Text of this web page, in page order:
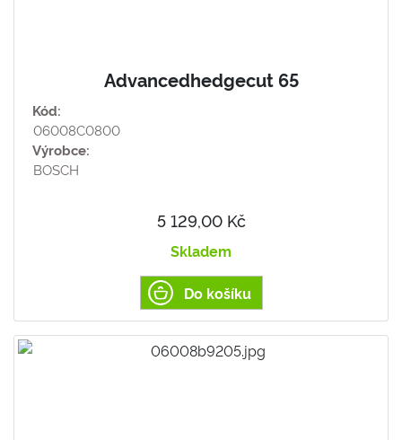
Advancedhedgecut 65
Kód:
06008C0800
Výrobce:
BOSCH
5 129,00 Kč
Skladem
Do košíku